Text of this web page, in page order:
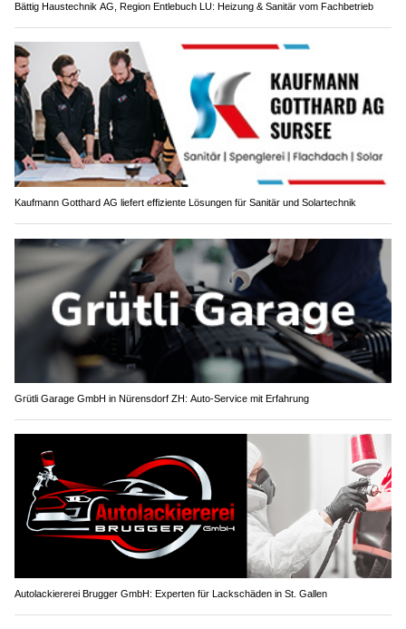
Bättig Haustechnik AG, Region Entlebuch LU: Heizung & Sanitär vom Fachbetrieb
Kaufmann Gotthard AG liefert effiziente Lösungen für Sanitär und Solartechnik
Grütli Garage GmbH in Nürensdorf ZH: Auto-Service mit Erfahrung
Autolackiererei Brugger GmbH: Experten für Lackschäden in St. Gallen